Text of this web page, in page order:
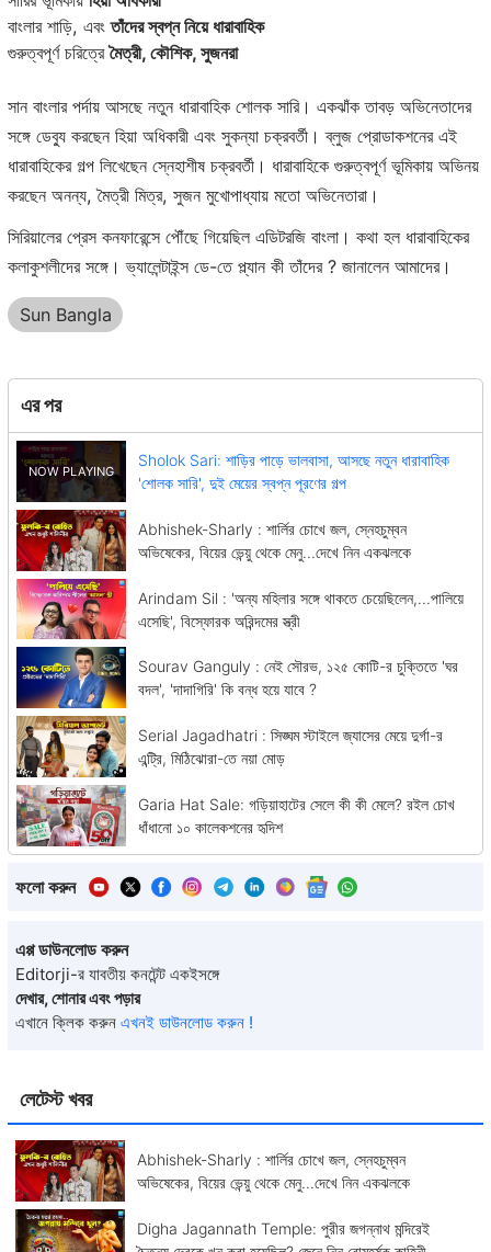
লেটেস্ট খবর
Abhishek-Sharly : শার্লির চোখে জল, স্নেহচুম্বন
অভিষেকের, বিয়ের ভেন্য়ু থেকে মেনু...দেখে নিন একঝলকে
Digha Jagannath Temple: পুরীর জগন্নাথ মন্দিরেই
বাংলার শাড়ি, এবংতাঁদের স্বপ্ন নিয়ে ধারাবাহিক
গুরুত্বপূর্ণ চরিত্রেমৈত্রী, কৌশিক, সুজনরা
সান বাংলার পর্দায় আসছে নতুন ধারাবাহিক শোলক সারি। একঝাঁক তাবড় অভিনেতাদের
সঙ্গে ডেব্যু করছেন হিয়া অধিকারী এবং সুকন্যা চক্রবর্তী। ব্লুজ প্রোডাকশনের এই
ধারাবাহিকের গল্প লিখেছেন স্নেহাশীষ চক্রবর্তী। ধারাবাহিকে গুরুত্বপূর্ণ ভূমিকায় অভিনয়
করছেন অনন্য, মৈত্রী মিত্র, সুজন মুখোপাধ্যায় মতো অভিনেতারা।
সিরিয়ালের প্রেস কনফারেন্সে পৌঁছে গিয়েছিল এডিটরজি বাংলা। কথা হল ধারাবাহিকের
কলাকুশলীদের সঙ্গে। ভ্যালেন্টাইন্স ডে-তে প্ল্যান কী তাঁদের ? জানালেন আমাদের।
Sun Bangla
এর পর
Sholok Sari: শাড়ির পাড়ে ভালবাসা, আসছে নতুন ধারাবাহিক
'শোলক সারি', দুই মেয়ের স্বপ্ন পূরণের গল্প
Abhishek-Sharly : শার্লির চোখে জল, স্নেহচুম্বন
অভিষেকের, বিয়ের ভেন্য়ু থেকে মেনু...দেখে নিন একঝলকে
Arindam Sil : 'অন্য মহিলার সঙ্গে থাকতে চেয়েছিলেন,...পালিয়ে
এসেছি', বিস্ফোরক অরিন্দমের স্ত্রী
Sourav Ganguly : নেই সৌরভ, ১২৫ কোটি-র চুক্তিতে 'ঘর
বদল', 'দাদাগিরি' কি বন্ধ হয়ে যাবে ?
Serial Jagadhatri : সিঙ্ঘম স্টাইলে জ্যাসের মেয়ে দুর্গা-র
এন্ট্রি, মিঠিঝোরা-তে নয়া মোড়
Garia Hat Sale: গড়িয়াহাটের সেলে কী কী মেলে? রইল চোখ
ধাঁধানো ১০ কালেকশনের হৃদিশ
ফলো করুন
এপ্প ডাউনলোড করুন
Editorji-র যাবতীয় কনটেন্ট একইসঙ্গে
দেখার, শোনার এবং পড়ার
এখানে ক্লিক করুন এখনই ডাউনলোড করুন !